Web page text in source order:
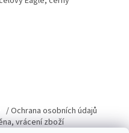
/ Ochrana osobních údajů
vrácení zboží